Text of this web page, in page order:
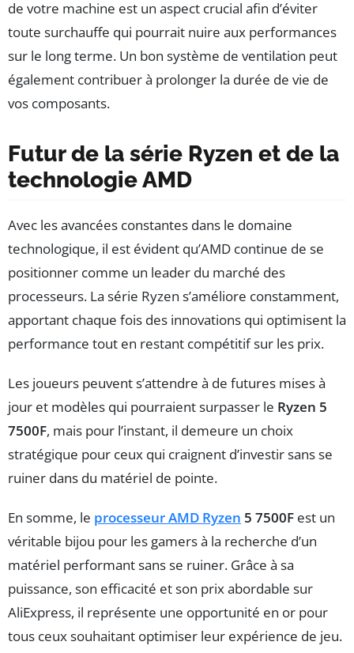
de votre machine est un aspect crucial afin d’éviter
toute surchauffe qui pourrait nuire aux performances
sur le long terme. Un bon système de ventilation peut
également contribuer à prolonger la durée de vie de
vos composants.
Futur de la série Ryzen et de la
technologie AMD
Avec les avancées constantes dans le domaine
technologique, il est évident qu’AMD continue de se
positionner comme un leader du marché des
processeurs. La série Ryzen s’améliore constamment,
apportant chaque fois des innovations qui optimisent la
performance tout en restant compétitif sur les prix.
Les joueurs peuvent s’attendre à de futures mises à
jour et modèles qui pourraient surpasser le Ryzen 5
7500F, mais pour l’instant, il demeure un choix
stratégique pour ceux qui craignent d’investir sans se
ruiner dans du matériel de pointe.
En somme, le processeur AMD Ryzen 5 7500F est un
véritable bijou pour les gamers à la recherche d’un
matériel performant sans se ruiner. Grâce à sa
puissance, son efficacité et son prix abordable sur
AliExpress, il représente une opportunité en or pour
tous ceux souhaitant optimiser leur expérience de jeu.